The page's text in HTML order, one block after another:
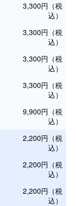
3,300円（税
込）
3,300円（税
込）
3,300円（税
込）
3,300円（税
込）
9,900円（税
込）
2,200円（税
込）
2,200円（税
込）
2,200円（税
込）